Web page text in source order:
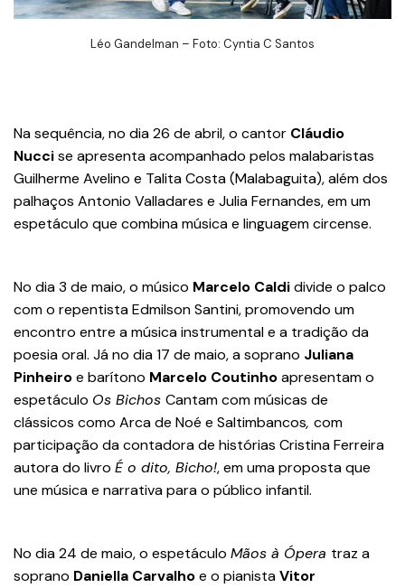
Léo Gandelman – Foto: Cyntia C Santos
Na sequência, no dia 26 de abril, o cantor Cláudio
Nuccise apresenta acompanhado pelos malabaristas
Guilherme Avelino e Talita Costa (Malabaguita), além dos
palhaços Antonio Valladares e Julia Fernandes, em um
espetáculo que combina música e linguagem circense.
No dia 3 de maio, o músico Marcelo Caldidivide o palco
com o repentista Edmilson Santini, promovendo um
encontro entre a música instrumental e a tradição da
poesia oral. Já no dia 17 de maio, a soprano Juliana
Pinheiroe barítono Marcelo Coutinhoapresentam o
espetáculo Os Bichos Cantam com músicas de
clássicos como Arca de Noé e Saltimbancos, com
participação da contadora de histórias Cristina Ferreira
autora do livro É o dito, Bicho!, em uma proposta que
une música e narrativa para o público infantil.
No dia 24 de maio, o espetáculo Mãos à Ópera traz a
soprano Daniella Carvalhoe o pianistaVitor